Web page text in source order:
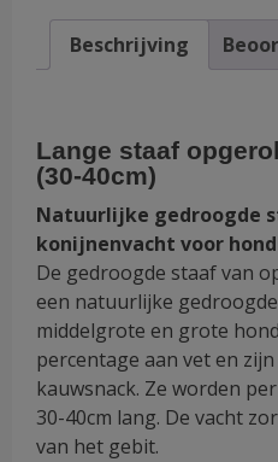
Beschrijving
Lange staaf
(30-40cm)
Natuurlijke gedroogde
konijnenvacht voor
De gedroogde staaf van
een natuurlijke
middelgrote en grote
percentage aan vet en
kauwsnack. Ze worden
30-40cm lang. De vacht
van het gebit.